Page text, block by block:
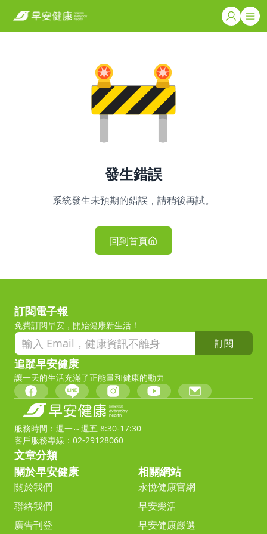
發生錯誤
系統發生未預期的錯誤，請稍後再試。
回到首頁
訂閱電子報
免費訂閱早安，開始健康新生活！
訂閱
追蹤早安健康
讓一天的生活充滿了正能量和健康的動力
服務時間：週一～週五 8:30-17:30
客戶服務專線：02-29128060
文章分類
關於早安健康
關於我們
聯絡我們
廣告刊登
相關網站
永悅健康官網
早安樂活
早安健康嚴選